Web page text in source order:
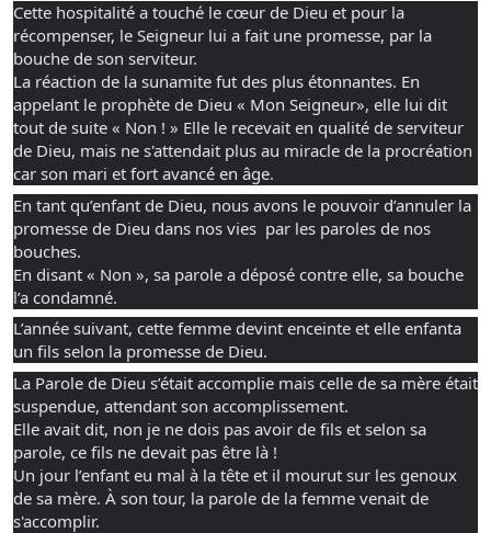
Cette hospitalité a touché le cœur de Dieu et pour la
récompenser, le Seigneur lui a fait une promesse, par la
bouche de son serviteur.
La réaction de la sunamite fut des plus étonnantes. En
appelant le prophète de Dieu « Mon Seigneur», elle lui dit
tout de suite « Non ! » Elle le recevait en qualité de serviteur
de Dieu, mais ne s'attendait plus au miracle de la procréation
car son mari et fort avancé en âge.
En tant qu’enfant de Dieu, nous avons le pouvoir d’annuler la
promesse de Dieu dans nos vies  par les paroles de nos
bouches.
En disant « Non », sa parole a déposé contre elle, sa bouche
l’a condamné.
L’année suivant, cette femme devint enceinte et elle enfanta
un fils selon la promesse de Dieu.
La Parole de Dieu s’était accomplie mais celle de sa mère était
suspendue, attendant son accomplissement.
Elle avait dit, non je ne dois pas avoir de fils et selon sa
parole, ce fils ne devait pas être là !
Un jour l’enfant eu mal à la tête et il mourut sur les genoux
de sa mère. À son tour, la parole de la femme venait de
s'accomplir.